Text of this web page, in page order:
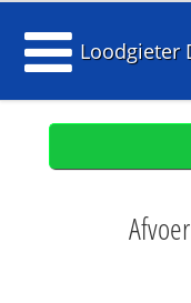
Loodgieter